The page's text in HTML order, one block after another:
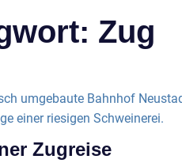
Zug
Zugreise